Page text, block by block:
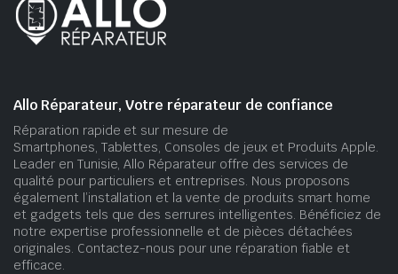
Allo Réparateur, Votre réparateur de confiance
Réparation rapide et sur mesure de
Smartphones, Tablettes, Consoles de jeux et Produits Apple.
Leader en Tunisie, Allo Réparateur offre des services de
qualité pour particuliers et entreprises. Nous proposons
également l’installation et la vente de produits smart home
et gadgets tels que des serrures intelligentes. Bénéficiez de
notre expertise professionnelle et de pièces détachées
originales. Contactez-nous pour une réparation fiable et
efficace.